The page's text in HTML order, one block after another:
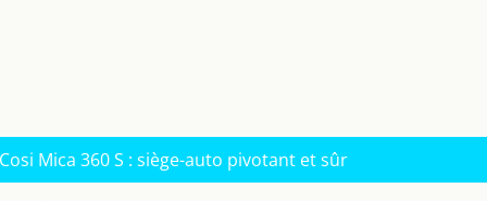
Mica 360 S : siège-auto pivotant et sûr